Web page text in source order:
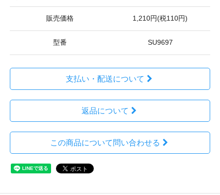
販売価格 1,210円(税110円)
型番 SU9697
支払い・配送について
返品について
この商品について問い合わせる